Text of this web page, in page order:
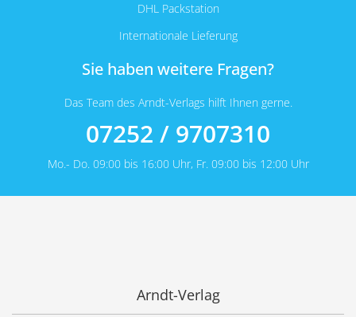
DHL Packstation
Internationale Lieferung
Sie haben weitere Fragen?
Das Team des Arndt-Verlags hilft Ihnen gerne.
07252 / 9707310
Mo.- Do. 09:00 bis 16:00 Uhr, Fr. 09:00 bis 12:00 Uhr
Arndt-Verlag